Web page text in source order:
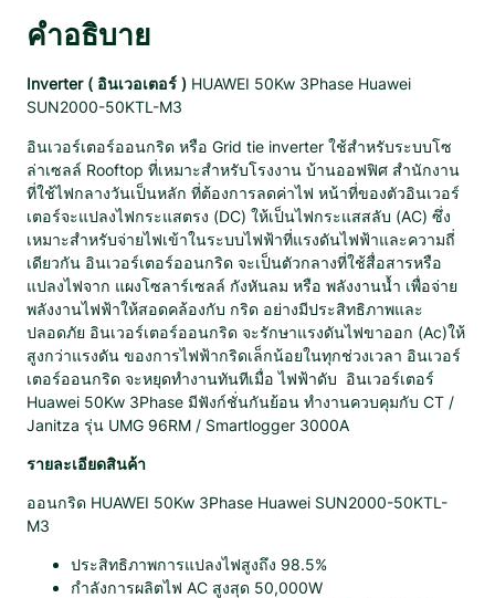
อ
เ
ต
ร์
อ
อ
น
ก
ริ
ด
I
N
V
E
R
T
H
U
คำอธิบาย
Inverter ( อินเวอเตอร์ ) HUAWEI 50Kw 3Phase Huawei
SUN2000-50KTL-M3
อินเวอร์เตอร์ออนกริด หรือ Grid tie inverter ใช้สำหรับระบบโซ
ล่าเซลล์ Rooftop ที่เหมาะสำหรับโรงงาน บ้านออฟฟิศ สำนักงาน
ที่ใช้ไฟกลางวันเป็นหลัก ที่ต้องการลดค่าไฟ หน้าที่ของตัวอินเวอร์
เตอร์จะแปลงไฟกระแสตรง (DC) ให้เป็นไฟกระแสสลับ (AC) ซึ่ง
เหมาะสำหรับจ่ายไฟเข้าในระบบไฟฟ้าที่แรงดันไฟฟ้าและความถี่
เดียวกัน อินเวอร์เตอร์ออนกริด จะเป็นตัวกลางที่ใช้สื่อสารหรือ
แปลงไฟจาก แผงโซลาร์เซลล์ กังหันลม หรือ พลังงานน้ำ เพื่อจ่าย
พลังงานไฟฟ้าให้สอดคล้องกับ กริด อย่างมีประสิทธิภาพและ
ปลอดภัย อินเวอร์เตอร์ออนกริด จะรักษาแรงดันไฟขาออก (Ac)ให้
สูงกว่าแรงดัน ของการไฟฟ้ากริดเล็กน้อยในทุกช่วงเวลา อินเวอร์
เตอร์ออนกริด จะหยุดทำงานทันทีเมื่อ ไฟฟ้าดับ อินเวอร์เตอร์
Huawei 50Kw 3Phase มีฟังก์ชั่นกันย้อน ทำงานควบคุมกับ CT /
Janitza รุ่น UMG 96RM / Smartlogger 3000A
รายละเอียดสินค้า
ออนกริด HUAWEI 50Kw 3Phase Huawei SUN2000-50KTL-
M3
ประสิทธิภาพการแปลงไฟสูงถึง 98.5%
กำลังการผลิตไฟ AC สูงสุด 50,000W